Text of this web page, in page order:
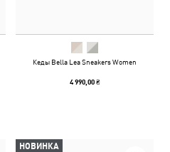
Кеды Bella Lea Sneakers Women
4 990,00 ₴
НОВИНКА